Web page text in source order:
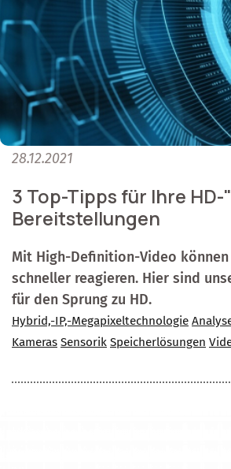
28.12.2021
3 Top-Tipps für Ihre
Bereitstellungen
Mit High-Definition-Video können
schneller reagieren. Hier sind
für den Sprung zu HD.
Hybrid,-IP,-Megapixeltechnologie
Kameras Sensorik Speicherlösungen